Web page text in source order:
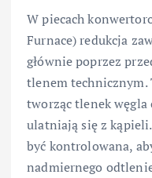
W piecach
Furnace) redukcja
głównie poprzez
tlenem technicznym.
tworząc tlenek
ulatniają się z
być kontrolowana,
nadmiernego